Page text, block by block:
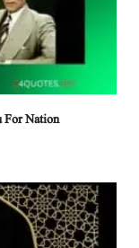
For Nation